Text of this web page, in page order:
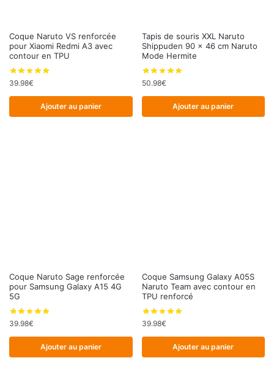
Coque Naruto VS renforcée
pour Xiaomi Redmi A3 avec
contour en TPU
39.98€
Ajouter au panier
Tapis de souris XXL Naruto
Shippuden 90 x 46 cm Naruto
Mode Hermite
50.98€
Ajouter au panier
Coque Naruto Sage renforcée
pour Samsung Galaxy A15 4G
5G
39.98€
Ajouter au panier
Coque Samsung Galaxy A05S
Naruto Team avec contour en
TPU renforcé
39.98€
Ajouter au panier